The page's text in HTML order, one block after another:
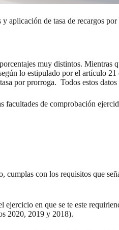
aplicación de tasa de recargos por
muy distintos. Mientras
lo estipulado por el artículo
por prorroga. Todos estos
de comprobación
cumplas con los requisitos que
en que se te este
2020, 2019 y 2018).